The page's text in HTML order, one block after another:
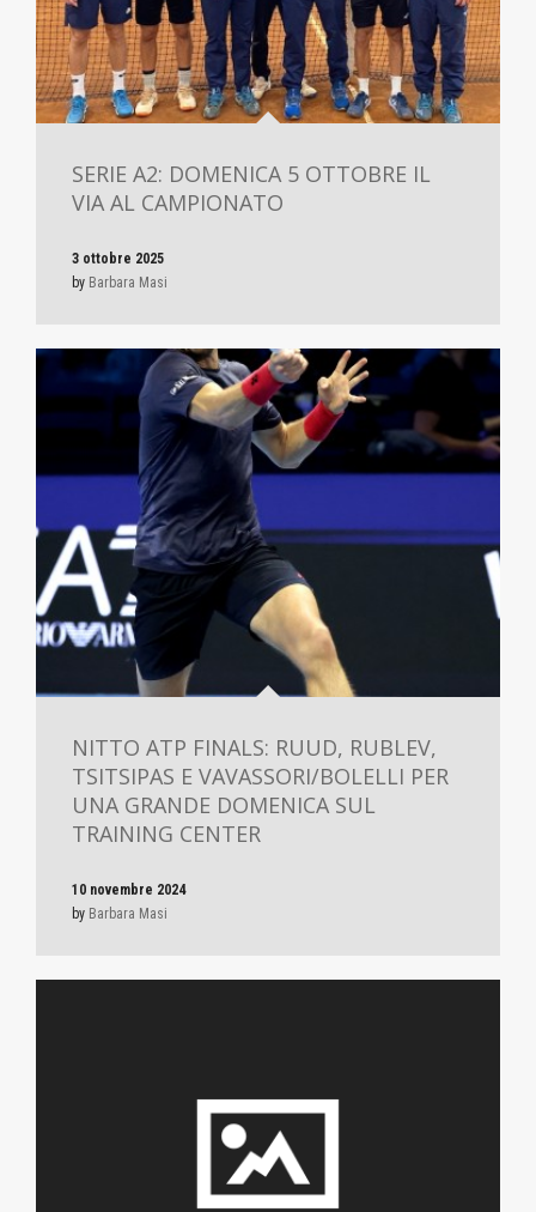
SERIE A2: DOMENICA 5 OTTOBRE IL
VIA AL CAMPIONATO
3 ottobre 2025
by Barbara Masi
NITTO ATP FINALS: RUUD, RUBLEV,
TSITSIPAS E VAVASSORI/BOLELLI PER
UNA GRANDE DOMENICA SUL
TRAINING CENTER
10 novembre 2024
by Barbara Masi